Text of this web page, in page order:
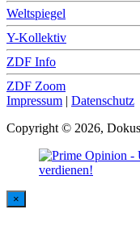
Weltspiegel
Y-Kollektiv
ZDF Info
ZDF Zoom
Impressum | Datenschutz
Copyright © 2026,
×